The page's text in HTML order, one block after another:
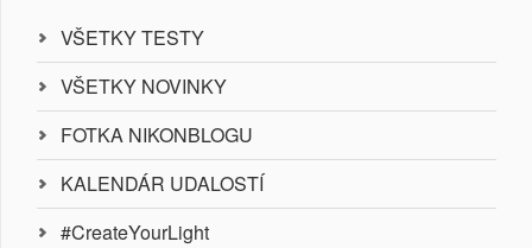
VŠETKY TESTY
VŠETKY NOVINKY
FOTKA NIKONBLOGU
KALENDÁR UDALOSTÍ
#CreateYourLight